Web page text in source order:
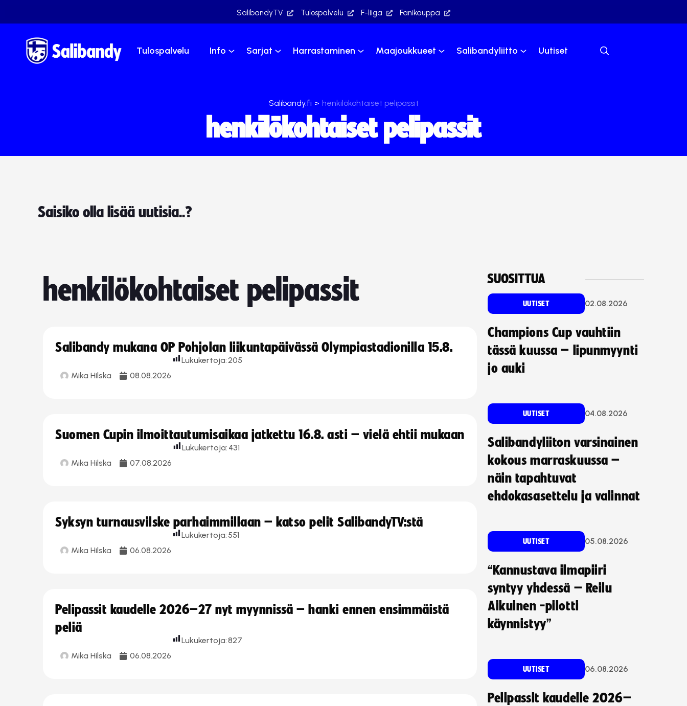
SalibandyTV Tulospalvelu F-liiga Fanikauppa
Tulospalvelu Info Sarjat Harrastaminen Maajoukkueet Salibandyliitto Uutiset
Salibandy.fi > henkilökohtaiset pelipassit
henkilökohtaiset pelipassit
Saisiko olla lisää uutisia..?
henkilökohtaiset pelipassit
Salibandy mukana OP Pohjolan liikuntapäivässä Olympiastadionilla 15.8.
Mika Hilska 08.08.2026
Lukukertoja:205
Suomen Cupin ilmoittautumisaikaa jatkettu 16.8. asti – vielä ehtii mukaan
Mika Hilska 07.08.2026
Lukukertoja: 431
Syksyn turnausvilske parhaimmillaan – katso pelit SalibandyTV:stä
Mika Hilska 06.08.2026
Lukukertoja: 551
Pelipassit kaudelle 2026–27 nyt myynnissä – hanki ennen ensimmäistä
peliä
Mika Hilska 06.08.2026
Lukukertoja:827
SUOSITTUA
UUTISET 02.08.2026
Champions Cup vauhtiin
tässä kuussa – lipunmyynti
jo auki
UUTISET 04.08.2026
Salibandyliiton varsinainen
kokous marraskuussa –
näin tapahtuvat
ehdokasasettelu ja valinnat
UUTISET 05.08.2026
“Kannustava ilmapiiri
syntyy yhdessä – Reilu
Aikuinen -pilotti
käynnistyy”
UUTISET 06.08.2026
Pelipassit kaudelle 2026–